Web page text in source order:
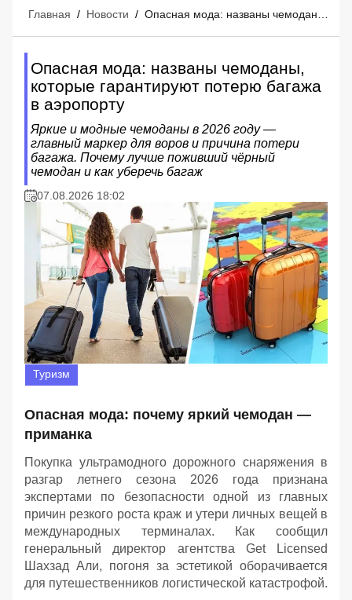
Главная / Новости /
Опасная мода: названы чемоданы,
которые гарантируют потерю багажа
в аэропорту
Яркие и модные чемоданы в 2026 году —
главный маркер для воров и причина потери
багажа. Почему лучше поживший чёрный
чемодан и как уберечь багаж
07.08.2026 18:02
Туризм
Опасная мода: почему яркий чемодан —
приманка
Покупка ультрамодного дорожного снаряжения в
разгар летнего сезона 2026 года признана
экспертами по безопасности одной из главных
причин резкого роста краж и утери личных вещей в
международных терминалах. Как сообщил
генеральный директор агентства Get Licensed
Шахзад Али, погоня за эстетикой оборачивается
для путешественников логистической катастрофой.